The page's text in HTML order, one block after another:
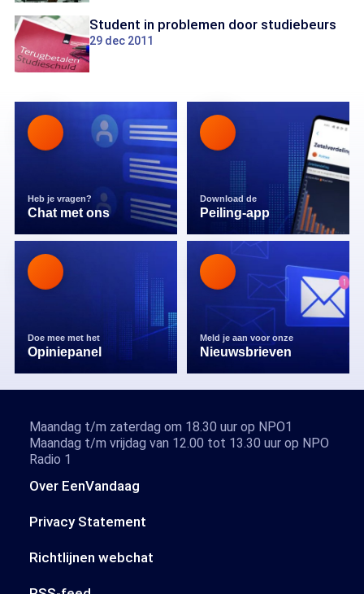
Student in problemen door studiebeurs
29 dec 2011
Heb je vragen?
Chat met ons
Download de
Peiling-app
Doe mee met het
Opiniepanel
Meld je aan voor onze
Nieuwsbrieven
Over EenVandaag
Privacy Statement
Richtlijnen webchat
Maandag t/m zaterdag om 18.30 uur op NPO1
Maandag t/m vrijdag van 12.00 tot 13.30 uur op NPO
Radio 1